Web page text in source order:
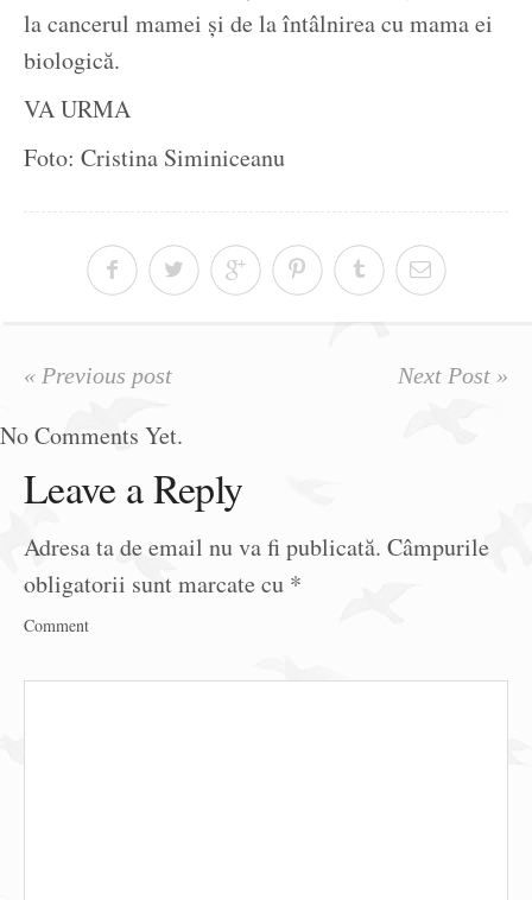
la cancerul mamei și de la întâlnirea cu mama ei
biologică.
VA URMA
Foto: Cristina Siminiceanu
« Previous post Next Post »
No Comments Yet.
Leave a Reply
Adresa ta de email nu va fi publicată. Câmpurile
obligatorii sunt marcate cu *
Comment